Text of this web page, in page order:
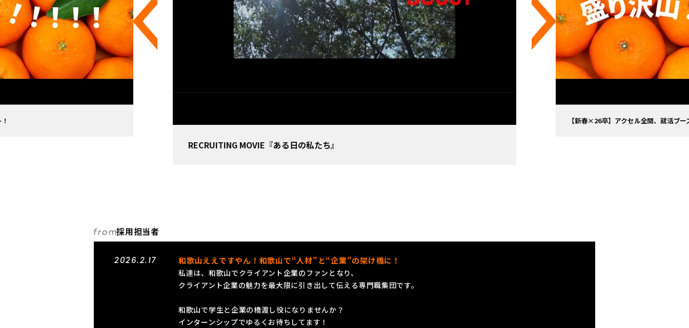
RECRUITING MOVIE『ある日の私たち』
【新春×26卒】アクセル全開、就活ブー
採用担当者
2026.2.17 和歌山ええですやん！和歌山で“人材”と“企業”の架け橋に！
私達は、和歌山でクライアント企業のファンとなり、
クライアント企業の魅力を最大限に引き出して伝える専門職集団です。
和歌山で学生と企業の橋渡し役になりませんか？
インターンシップでゆるくお待ちしてます！